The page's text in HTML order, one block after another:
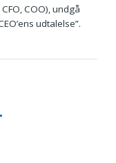
COO), undgå
udtalelse”.